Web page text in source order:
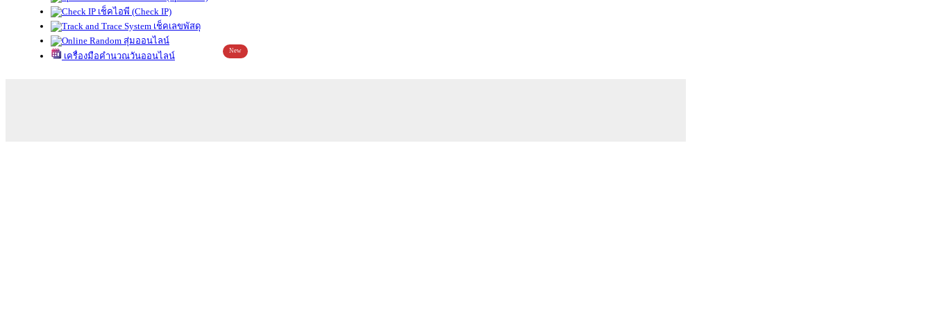
เช็คไอพี (Check IP)
เช็คเลขพัสดุ
สุ่มออนไลน์
เครื่องมือคำนวณวันออนไลน์
New